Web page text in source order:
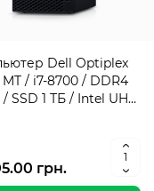
Dell Optiplex
/ i7-8700 / DDR4
/ SSD 1 ТБ / Intel UHD
грн.